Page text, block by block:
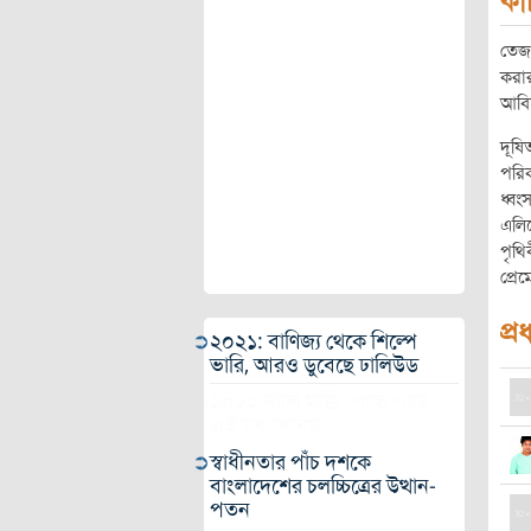
২০২১: বাণিজ্য থেকে শিল্পে
ভারি, আরও ডুবেছে ঢালিউড
স্বাধীনতার পাঁচ দশকে
বাংলাদেশের চলচ্চিত্রের উত্থান-
পতন